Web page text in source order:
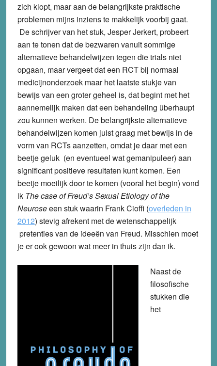
zich klopt, maar aan de belangrijkste praktische
problemen mijns inziens te makkelijk voorbij gaat.
De schrijver van het stuk, Jesper Jerkert, probeert
aan te tonen dat de bezwaren vanuit sommige
alternatieve behandelwijzen tegen die trials niet
opgaan, maar vergeet dat een RCT bij normaal
medicijnonderzoek maar het laatste stukje van
bewijs van een groter geheel is, dat begint met het
aannemelijk maken dat een behandeling überhaupt
zou kunnen werken. De belangrijkste alternatieve
behandelwijzen komen juist graag met bewijs in de
vorm van RCTs aanzetten, omdat je daar met een
beetje geluk (en eventueel wat gemanipuleer) aan
significant positieve resultaten kunt komen. Een
beetje moeilijk door te komen (vooral het begin) vond
ik The case of Freud’s Sexual Etiology of the
Neuroseeen stuk waarin Frank Cioffi (overleden in
2012) stevig afrekent met de wetenschappelijk
pretenties van de ideeën van Freud. Misschien moet
je er ook gewoon wat meer in thuis zijn dan ik.
Naast de
filosofische
stukken die
het